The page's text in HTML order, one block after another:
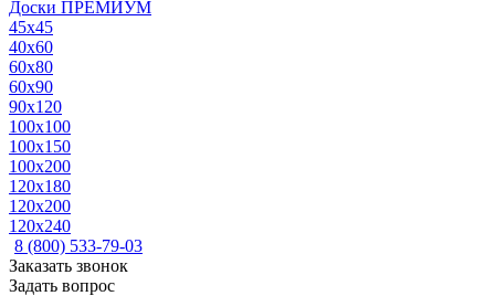
Доски ПРЕМИУМ
45x45
40x60
60x80
60x90
90x120
100x100
100x150
100x200
120x180
120x200
120x240
8 (800) 533-79-03
Заказать звонок
Задать вопрос